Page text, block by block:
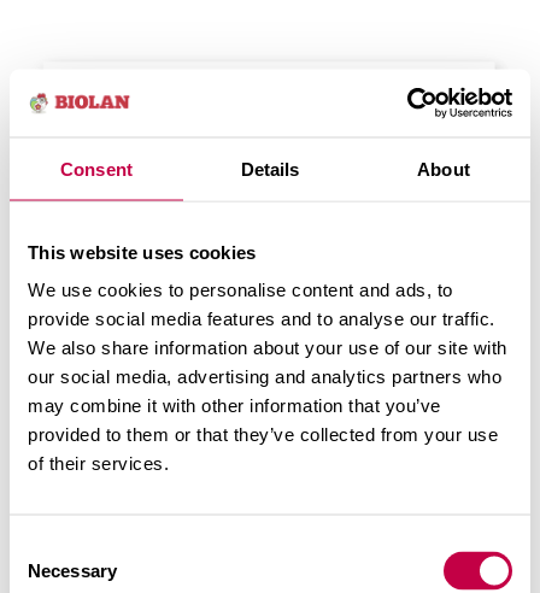
Consent Details About
This website uses cookies
We use cookies to personalise content and ads, to
provide social media features and to analyse our traffic.
We also share information about your use of our site with
our social media, advertising and analytics partners who
may combine it with other information that you’ve
provided to them or that they’ve collected from your use
of their services.
Selection
Necessary